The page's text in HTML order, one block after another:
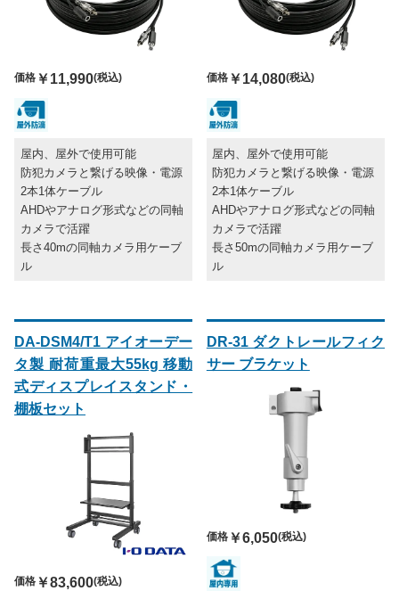
価格 ￥11,990(税込)
屋内、屋外で使用可能
防犯カメラと繋げる映像・電源
2本1体ケーブル
AHDやアナログ形式などの同軸
カメラで活躍
長さ40mの同軸カメラ用ケーブ
ル
価格￥14,080(税込)
屋内、屋外で使用可能
防犯カメラと繋げる映像・電源
2本1体ケーブル
AHDやアナログ形式などの同軸
カメラで活躍
長さ50mの同軸カメラ用ケーブ
ル
DA-DSM4/T1 アイオーデー
タ製 耐荷重最大55kg 移動
式ディスプレイスタンド・
棚板セット
価格 ￥83,600(税込)
DR-31 ダクトレールフィク
サー ブラケット
価格￥6,050(税込)